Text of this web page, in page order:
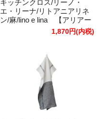
キッチンクロス/リーノ・
エ・リーナ/リトアニアリネ
ン/麻/lino e lina 【アリアー
1,870円(内税)